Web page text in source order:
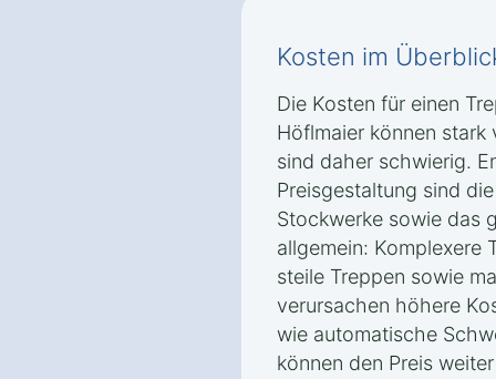
Kosten im
Die Kosten für einen
Höflmaier können stark
sind daher schwierig.
Preisgestaltung sind
Stockwerke sowie das
allgemein: Komplexere
steile Treppen sowie
verursachen höhere
wie automatische
können den Preis